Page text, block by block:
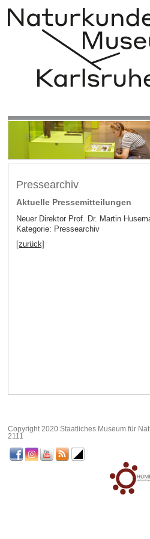
Pressearchiv
Aktuelle Pressemitteilungen
Neuer Direktor Prof. Dr. Martin
Kategorie: Pressearchiv
[zurück]
Copyright 2020 Staatliches Museum für
2111